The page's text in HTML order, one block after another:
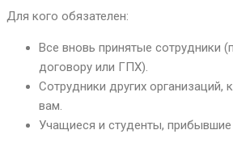
Для кого обязателен:
Все вновь принятые сотрудники
договору или ГПХ).
Сотрудники других организаций,
вам.
Учащиеся и студенты, прибывшие